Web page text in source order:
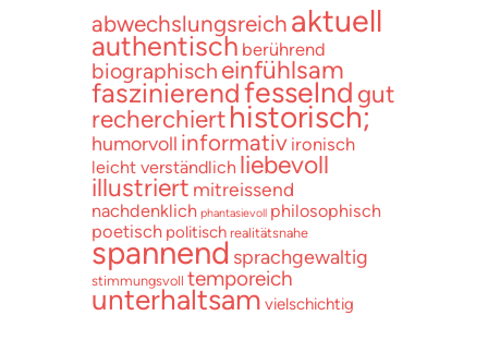
abwechslungsreich aktuell
authentisch berührend
biographisch einfühlsam
faszinierendfesselnd gut
recherchierthistorisch;
humorvoll informativ ironisch
leicht verständlich liebevoll
illustriert mitreissend
nachdenklich phantasievoll philosophisch
poetisch politisch realitätsnahe
spannend sprachgewaltig
stimmungsvoll temporeich
unterhaltsam vielschichtig